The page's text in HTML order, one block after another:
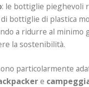
: le bottiglie pieghevoli
bottiglie di plastica
a ridurre al minimo
la sostenibilità.
particolarmente
e